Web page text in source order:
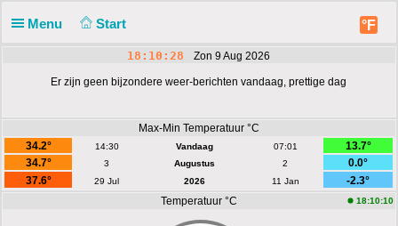
Menu Start °F
18:10:29 Zon 9 Aug 2026
Er zijn geen bijzondere weer-berichten vandaag, prettige dag
Max-Min Temperatuur °C
34.2°
14:30 Vandaag 07:01
13.7°
34.7°
3 Augustus 2
0.0°
37.6°
29 Jul 2026 11 Jan
-2.3°
Temperatuur °C
18:10:10